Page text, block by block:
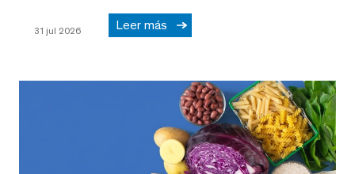
31 jul 2026 Leer más